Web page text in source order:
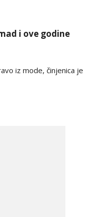
i ove godine
iz mode, činjenica je